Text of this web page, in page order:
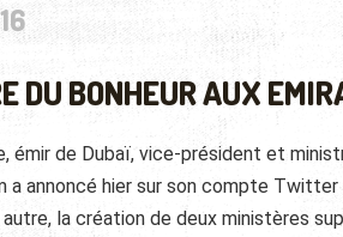
DU BONHEUR AUX
émir de Dubaï, vice-président et
a annoncé hier sur son compte
la création de deux ministères